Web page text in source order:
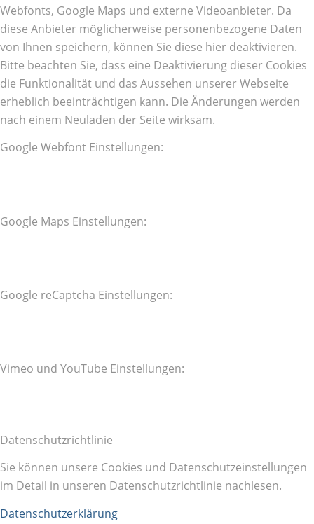
Webfonts, Google Maps und externe Videoanbieter. Da
diese Anbieter möglicherweise personenbezogene Daten
von Ihnen speichern, können Sie diese hier deaktivieren.
Bitte beachten Sie, dass eine Deaktivierung dieser Cookies
die Funktionalität und das Aussehen unserer Webseite
erheblich beeinträchtigen kann. Die Änderungen werden
nach einem Neuladen der Seite wirksam.
Google Webfont Einstellungen:
Google Maps Einstellungen:
Google reCaptcha Einstellungen:
Vimeo und YouTube Einstellungen:
Datenschutzrichtlinie
Sie können unsere Cookies und Datenschutzeinstellungen
im Detail in unseren Datenschutzrichtlinie nachlesen.
Datenschutzerklärung